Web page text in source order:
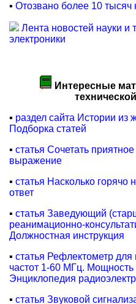
▪ Отозвано более 10 тысяч
Лента новостей науки и
электроники
Интересные
▪ раздел сайта Истории из
Подборка статей
▪ статья Сочетать
выражение
▪ статья Насколько
ответ
▪ статья Заведующий
реанимационно-
Должностная инструкция
▪ статья Рефлектометр
частот 1-60 МГц. Мощность
Энциклопедия
▪ статья Звуковой